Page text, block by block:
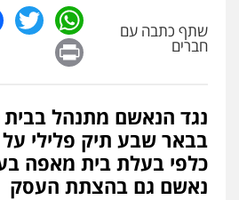
רכוש
0548009246
0506209859
עדי כרמלי – חברת
שתף כתבה עם
חברים
נגד הנאשם מתנהל
בבאר שבע תיק פלילי
כלפי בעלת בית מאפה
נאשם גם בהצתת העסק